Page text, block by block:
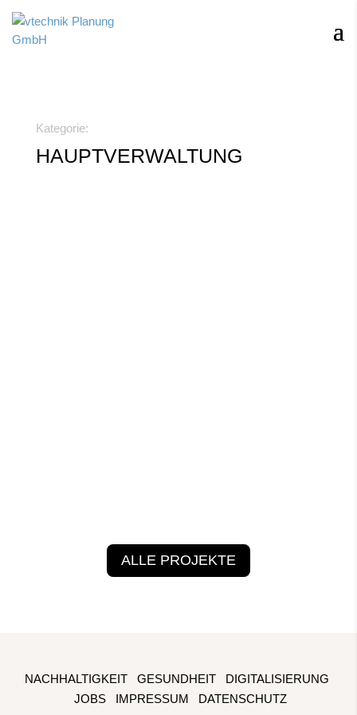
Kategorie:
HAUPTVERWALTUNG
ALLE PROJEKTE
NACHHALTIGKEIT GESUNDHEIT
DIGITALISIERUNG
JOBS
IMPRESSUM DATENSCHUTZ